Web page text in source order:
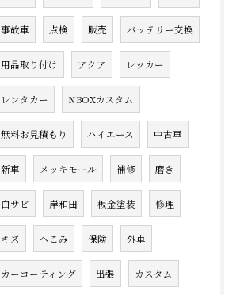
事故車 点検 販売 バッテリー交換
用品取り付け アクア レッカー
レンタカー NBOXカスタム
無料お見積もり ハイエース 中古車
新車 メッキモール 補修 磨き
白サビ 岸和田 板金塗装 修理
キズ へこみ 保険 外車
カーコーティング 出張 カスタム